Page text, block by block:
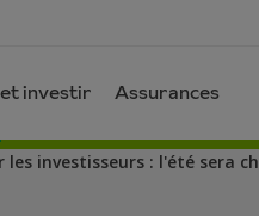
investir Assurances
les investisseurs : l'été sera